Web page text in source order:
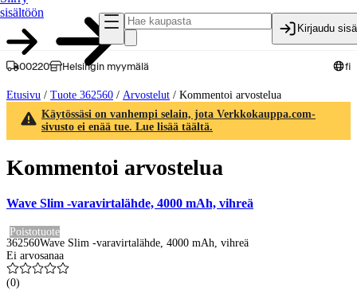
sisältöön
Kirjaudu
00220 Helsingin myymälä fi
Etusivu / Tuote 362560 / Arvostelut / Kommentoi arvostelua
Käytössäsi on vanhempi selain, jota Verkkokauppa.com-
sivusto ei enää tue. Lue lisää täältä.
Kommentoi arvostelua
Wave Slim -varavirtalähde, 4000 mAh, vihreä
Poistotuote
362560Wave Slim -varavirtalähde, 4000 mAh, vihreä
Ei arvosanaa
(0)